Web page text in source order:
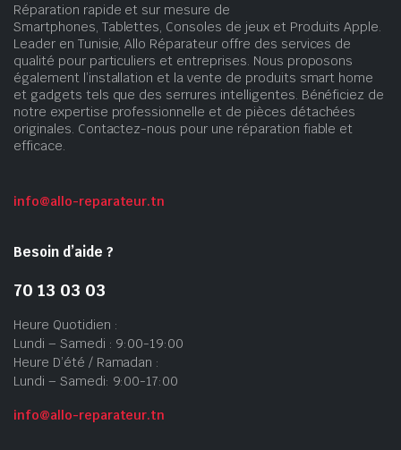
Réparation rapide et sur mesure de
Smartphones, Tablettes, Consoles de jeux et Produits Apple.
Leader en Tunisie, Allo Réparateur offre des services de
qualité pour particuliers et entreprises. Nous proposons
également l’installation et la vente de produits smart home
et gadgets tels que des serrures intelligentes. Bénéficiez de
notre expertise professionnelle et de pièces détachées
originales. Contactez-nous pour une réparation fiable et
efficace.
info@allo-reparateur.tn
Besoin d’aide ?
70 13 03 03
Heure Quotidien :
Lundi – Samedi : 9:00-19:00
Heure D’été / Ramadan :
Lundi – Samedi: 9:00-17:00
info@allo-reparateur.tn